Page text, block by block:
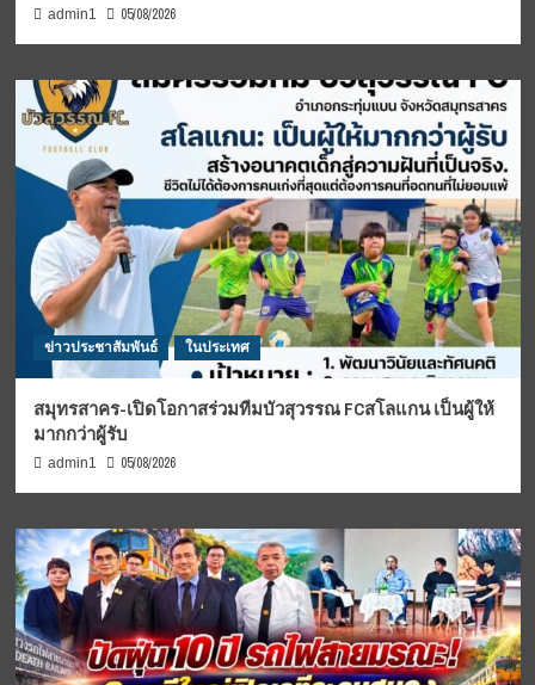
admin1 05/08/2026
ข่าวประชาสัมพันธ์ ในประเทศ
สมุทรสาคร-เปิดโอกาสร่วมทีมบัวสุวรรณ FCสโลแกน เป็นผู้ให้
มากกว่าผู้รับ
admin1 05/08/2026